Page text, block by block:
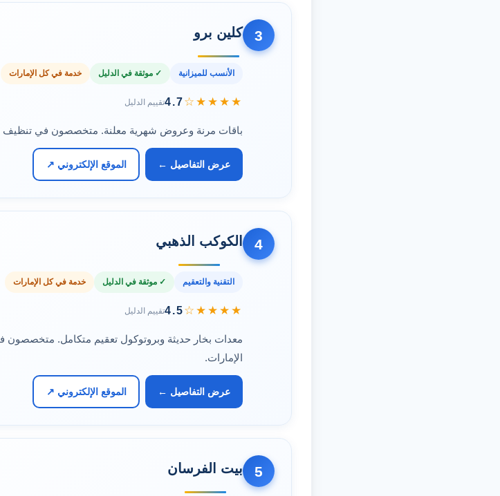
3 كلين برو
الأنسب للميزانية ✓ موثقة في الدليل خدمة في كل الإمارات
★★★★☆
4.7تقييم الدليل
باقات مرنة وعروض شهرية معلنة. متخصصون في
عرض التفاصيل ← الموقع الإلكتروني ↗
4 الكوكب الذهبي
التقنية والتعقيم ✓ موثقة في الدليل خدمة في كل الإمارات
★★★★☆
4.5تقييم الدليل
معدات بخار حديثة وبروتوكول تعقيم متكامل.
الإمارات.
عرض التفاصيل ← الموقع الإلكتروني ↗
5 بيت الفرسان